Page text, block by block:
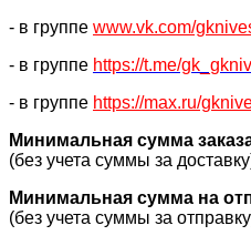
- в группе www.vk.com/
- в группе https://t.me/
- в группе https://max.ru/
Минимальная сумма
(без учета суммы за
Минимальная сумма на
(без учета суммы за